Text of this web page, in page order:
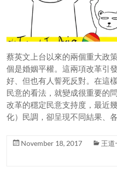
蔡英文上台以來的兩個重大政
個是婚姻平權。這兩項改革引
好、但也有人誓死反對。在這
民意的看法，就變成很重要的
改革的穩定民意支持度，最近
化）民調，卻呈現不同結果、各
November 18, 2017 王道